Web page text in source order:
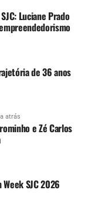
Luciane Prado
de 36 anos
atrás
e Zé Carlos
SJC 2026